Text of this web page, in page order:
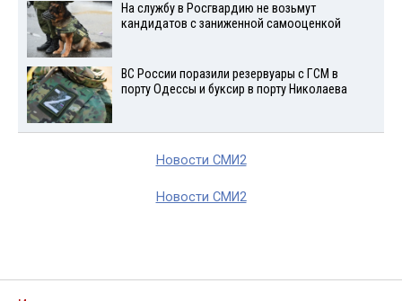
На службу в Росгвардию не возьмут
кандидатов с заниженной самооценкой
ВС России поразили резервуары с ГСМ в
порту Одессы и буксир в порту Николаева
Новости СМИ2
Новости СМИ2